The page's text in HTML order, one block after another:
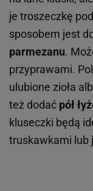
je troszeczkę
sposobem jest
parmezanu.
przyprawami.
ulubione zioła
też dodać pół
kluseczki będą
truskawkami lub